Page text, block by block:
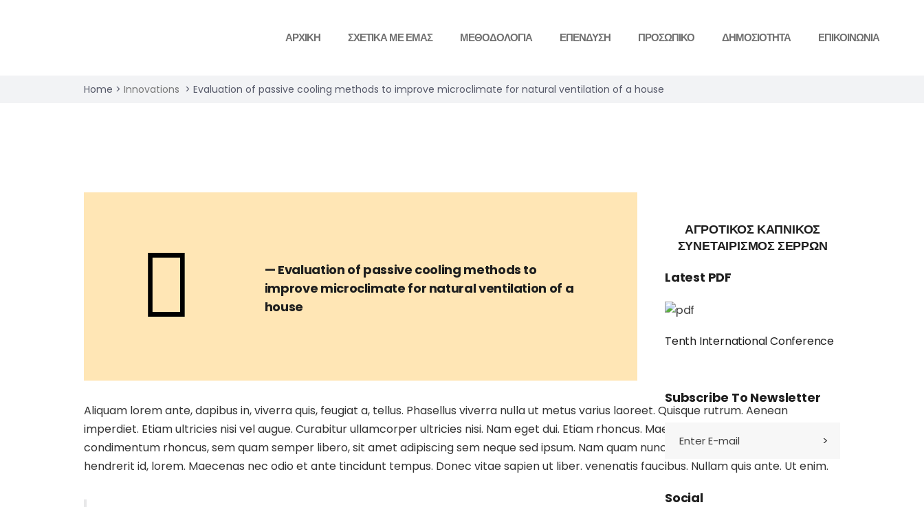
ΑΡΧΙΚΗ ΣΧΕΤΙΚΑ ΜΕ ΕΜΑΣ ΜΕΘΟΔΟΛΟΓΙΑ ΕΠΕΝΔΥΣΗ ΠΡΟΣΩΠΙΚΟ ΔΗΜΟΣΙΟΤΗΤΑ ΕΠΙΚΟΙΝΩΝΙΑ
Home > Innovations > Evaluation of passive cooling methods to improve microclimate for natural ventilation of a house
— Evaluation of passive cooling methods to
improve microclimate for natural ventilation of a
house
Aliquam lorem ante, dapibus in, viverra quis, feugiat a, tellus. Phasellus viverra nulla ut metus varius laoreet. Quisque rutrum. Aenean
imperdiet. Etiam ultricies nisi vel augue. Curabitur ullamcorper ultricies nisi. Nam eget dui. Etiam rhoncus. Maecenas tempus, tellus eget
condimentum rhoncus, sem quam semper libero, sit amet adipiscing sem neque sed ipsum. Nam quam nunc, blandit vel, luctus pulvinar,
hendrerit id, lorem. Maecenas nec odio et ante tincidunt tempus. Donec vitae sapien ut liber. venenatis faucibus. Nullam quis ante. Ut enim.
ΑΓΡΟΤΙΚΟΣ ΚΑΠΝΙΚΟΣ
ΣΥΝΕΤΑΙΡΙΣΜΟΣ ΣΕΡΡΩΝ
Latest PDF
Tenth International Conference
Subscribe To Newsletter
Social